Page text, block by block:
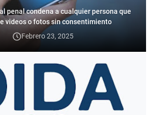
penal condena a cualquier persona que
videos o fotos sin consentimiento
Febrero 23, 2025